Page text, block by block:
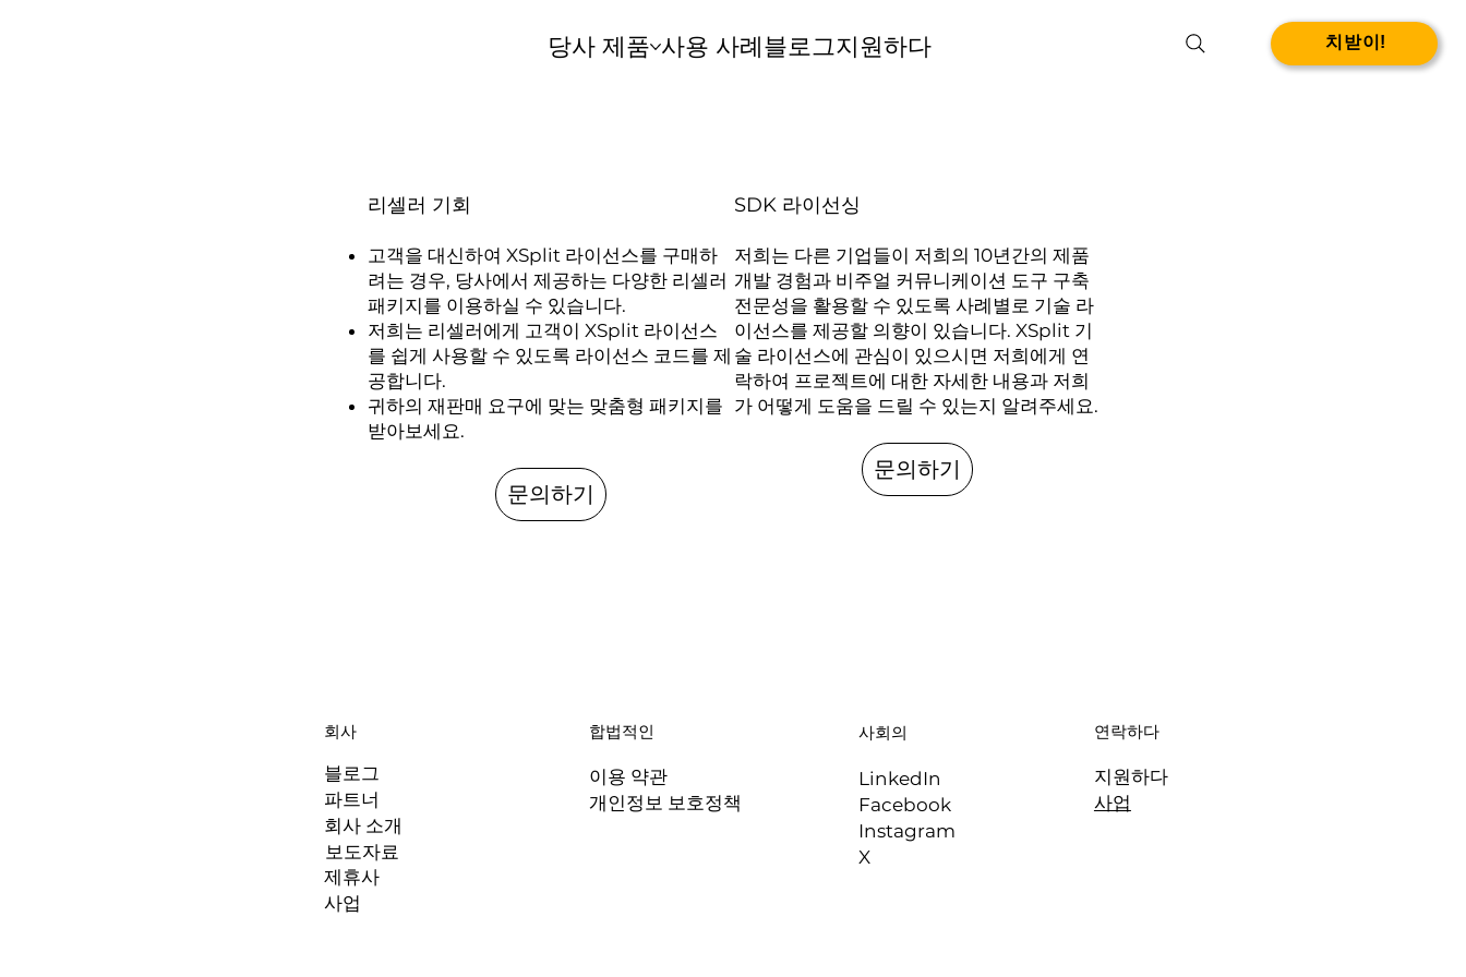
치받이!
당사 제품 사용 사례블로그지원하다
리셀러 기회
고객을 대신하여 XSplit 라이선스를 구매하
려는 경우, 당사에서 제공하는 다양한 리셀러
패키지를 이용하실 수 있습니다.
저희는 리셀러에게 고객이 XSplit 라이선스
를 쉽게 사용할 수 있도록 라이선스 코드를 제
공합니다.
귀하의 재판매 요구에 맞는 맞춤형 패키지를
받아보세요.
문의하기
SDK 라이선싱
저희는 다른 기업들이 저희의 10년간의 제품
개발 경험과 비주얼 커뮤니케이션 도구 구축
전문성을 활용할 수 있도록 사례별로 기술 라
이선스를 제공할 의향이 있습니다. XSplit 기
술 라이선스에 관심이 있으시면 저희에게 연
락하여 프로젝트에 대한 자세한 내용과 저희
가 어떻게 도움을 드릴 수 있는지 알려주세요.
문의하기
연락하다
지원하다
사업
사회의
LinkedIn
Facebook
Instagram
X
합법적인
이용 약관
개인정보 보호정책
회사
블로그
파트너
회사 소개
보도자료
제휴사
사업